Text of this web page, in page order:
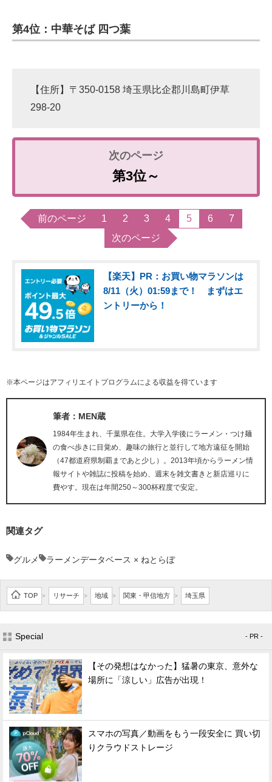
第4位：中華そば 四つ葉
【住所】〒350-0158 埼玉県比企郡川島町伊草
298-20
第3位～
前のページ 1 2 3 4 5 6
7
次のページ
【楽天】PR：お買い物マラソンは
8/11（火）01:59まで！ まずはエ
ントリーから！
※本ページはアフィリエイトプログラムによる収益を得ています
筆者：MEN蔵
1984年生まれ、千葉県在住。大学入学後にラーメン・つけ麺
の食べ歩きに目覚め、趣味の旅行と並行して地方遠征を開始
（47都道府県制覇まであと少し）。2013年頃からラーメン情
報サイトや雑誌に投稿を始め、週末を雑文書きと新店巡りに
費やす。現在は年間250～300杯程度で安定。
関連タグ
グルメ ラーメンデータベース × ねとらぼ
TOP > リサーチ > 地域 > 関東・甲信地方 > 埼玉県
Special - PR -
【その発想はなかった】猛暑の東京、意外な
場所に「涼しい」広告が出現！
スマホの写真／動画をもう一段安全に 買い切
りクラウドストレージ